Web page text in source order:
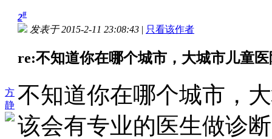
方
静
2#
发表于 2015-2-11 23:08:43 | 只看该作者
re:不知道你在哪个城市，大城市儿童
不知道你在哪个城市，
该会有专业的医生做诊